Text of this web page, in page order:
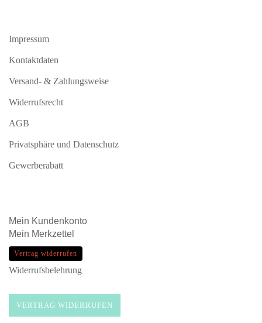
Impressum
Kontaktdaten
Versand- & Zahlungsweise
Widerrufsrecht
AGB
Privatsphäre und Datenschutz
Gewerberabatt
Mein Kundenkonto
Mein Merkzettel
Vertrag widerrufen
Widerrufsbelehrung
VERTRAG WIDERRUFEN